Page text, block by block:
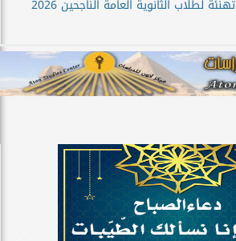
تهنئة لطلاب الثانوية العامة الناجحين 2026